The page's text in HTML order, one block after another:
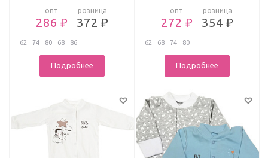
опт
286 ₽
розница
372 ₽
62 74 80 68 86
Подробнее
опт
272 ₽
розница
354 ₽
62 68 74 80
Подробнее